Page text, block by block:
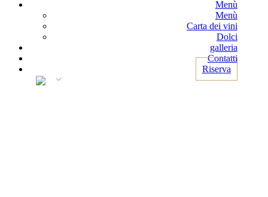
Menù
Menù
Carta dei vini
Dolci
galleria
Contatti
Riserva